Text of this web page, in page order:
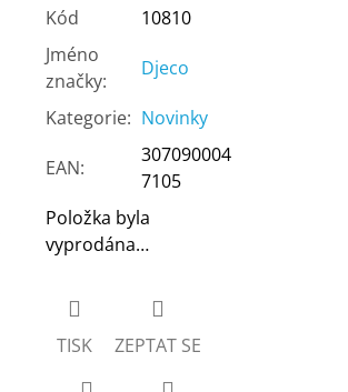
Kód
10810
Jméno
značky:
Djeco
Kategorie: Novinky
EAN:
307090004
7105
Položka byla
vyprodána…
TISK ZEPTAT SE